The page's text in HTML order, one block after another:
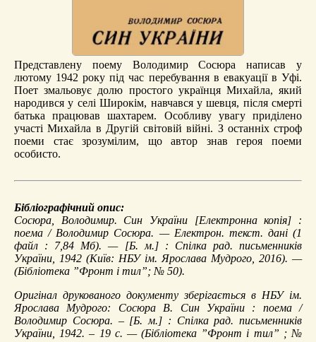
Представлену поему Володимир Сосюра написав у
лютому 1942 року під час перебування в евакуації в Уфі.
Поет змальовує долю простого українця Михайла, який
народився у селі Широкім, навчався у шевця, після смерті
батька працював шахтарем. Особливу увагу приділено
участі Михайла в Другій світовій війні. З останніх строф
поеми стає зрозумілим, що автор знав героя поеми
особисто.
Бібліографічний опис:
Сосюра, Володимир. Син України [Електронна копія] :
поема / Володимир Сосюра. — Електрон. текст. дані (1
файл : 7,84 Мб). — [Б. м.] : Спілка рад. письменників
України, 1942 (Київ: НБУ ім. Ярослава Мудрого, 2016). —
(Бібліотека ”Фронт і тил”; № 50).
Оригінал друкованого документу зберігається в НБУ ім.
Ярослава Мудрого: Сосюра В. Син України : поема /
Володимир Сосюра. – [Б. м.] : Спілка рад. письменників
України, 1942. – 19 с. — (Бібліотека ”Фронт і тил” ; №